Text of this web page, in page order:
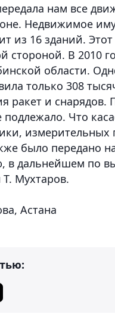
нам все
Недвижимое
из 16 зданий.
стороной. В 2010
области.
только 308
ракет и снарядов.
Что
было передано
в дальнейшем по
Мухтаров.
Астана